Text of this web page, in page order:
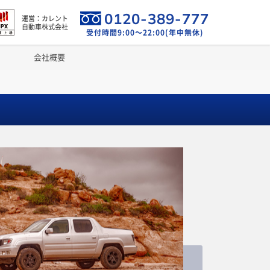
運営：カレント
自動車株式会社
0120-389-777
受付時間9:00～22:00(年中無休)
会社概要